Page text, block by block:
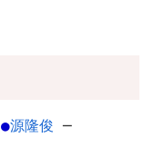
●源隆俊 ─